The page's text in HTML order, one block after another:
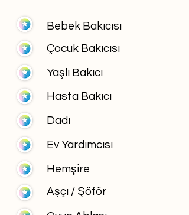
Bebek Bakıcısı
Çocuk Bakıcısı
Yaşlı Bakıcı
Hasta Bakıcı
Dadı
Ev Yardımcısı
Hemşire
Aşçı / Şöför